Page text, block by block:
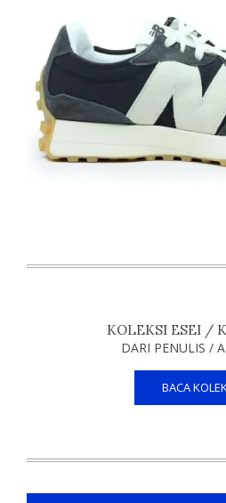
KOLEKSI ESEI /
DARI PENULIS /
BACA